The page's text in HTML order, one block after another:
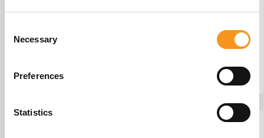
Selection
Necessary
Preferences
Statistics